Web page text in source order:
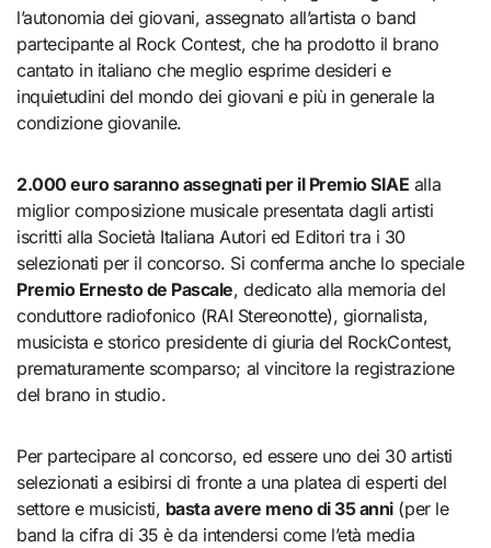
l’autonomia dei giovani, assegnato all’artista o band
partecipante al Rock Contest, che ha prodotto il brano
cantato in italiano che meglio esprime desideri e
inquietudini del mondo dei giovani e più in generale la
condizione giovanile.
2.000 euro saranno assegnati per il Premio SIAE alla
miglior composizione musicale presentata dagli artisti
iscritti alla Società Italiana Autori ed Editori tra i 30
selezionati per il concorso. Si conferma anche lo speciale
Premio Ernesto de Pascale, dedicato alla memoria del
conduttore radiofonico (RAI Stereonotte), giornalista,
musicista e storico presidente di giuria del RockContest,
prematuramente scomparso; al vincitore la registrazione
del brano in studio.
Per partecipare al concorso, ed essere uno dei 30 artisti
selezionati a esibirsi di fronte a una platea di esperti del
settore e musicisti, basta avere meno di 35 anni(per le
band la cifra di 35 è da intendersi come l’età media